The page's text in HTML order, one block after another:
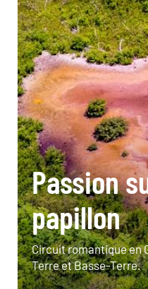
Passion
papillon
Circuit romantique en
Terre et Basse-Terre.